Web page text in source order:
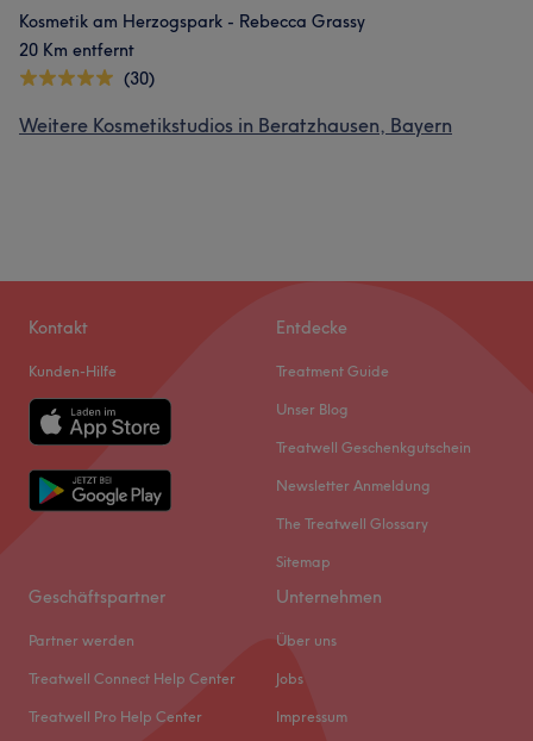
Kosmetik am Herzogspark - Rebecca Grassy
20 Km entfernt
(30)
Weitere Kosmetikstudios in Beratzhausen, Bayern
Kontakt
Kunden-Hilfe
Entdecke
Treatment Guide
Unser Blog
Treatwell Geschenkgutschein
Newsletter Anmeldung
The Treatwell Glossary
Sitemap
Geschäftspartner
Partner werden
Treatwell Connect Help Center
Treatwell Pro Help Center
Unternehmen
Über uns
Jobs
Impressum